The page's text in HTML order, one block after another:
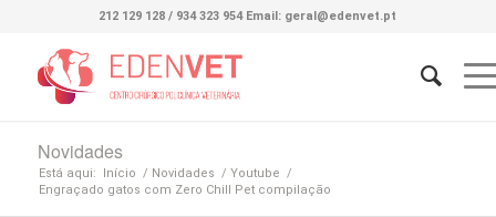
212 129 128 / 934 323 954 Email: geral@edenvet.pt
Novidades
Está aqui: Início / Novidades / Youtube /
Engraçado gatos com Zero Chill Pet compilação